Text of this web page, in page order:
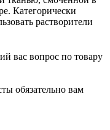
Категорически
растворители
вас вопрос по товару
обязательно вам